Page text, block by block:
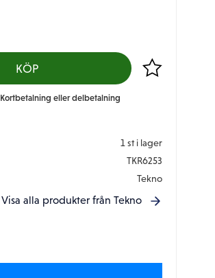
KÖP Lägg till i
Kortbetalning eller delbetalning
1 st i lager
TKR6253
Tekno
Visa alla produkter från Tekno